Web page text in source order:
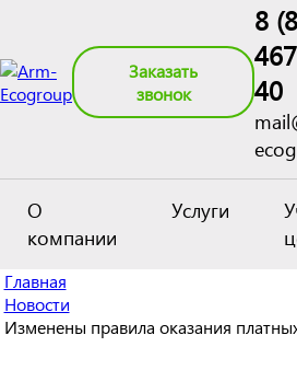
Заказать
звонок
8
40
О
компании
Услуги
Главная
Новости
Изменены правила оказания